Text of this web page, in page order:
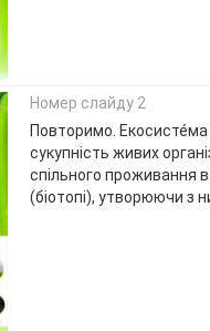
Номер слайду 2
Повторимо.
сукупність живих
спільного проживання
(біотопі), утворюючи з